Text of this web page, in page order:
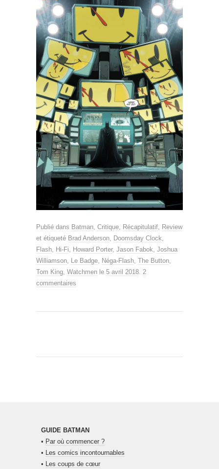
Publié dans Batman, Critique, Récapitulatif, Review
et étiqueté Brad Anderson, Doomsday Clock,
Flash, Hi-Fi, Howard Porter, Jason Fabok, Joshua
Williamson, Le Badge, Néga-Flash, The Button,
Tom King, Watchmen le 5 avril 2018. 2
commentaires
GUIDE BATMAN
• Par où commencer ?
• Les comics incontournables
• Les coups de cœur